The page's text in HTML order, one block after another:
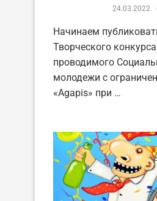
24.03.2022
Начинаем
Творческого
проводимого
молодежи с
«Agapis» при …